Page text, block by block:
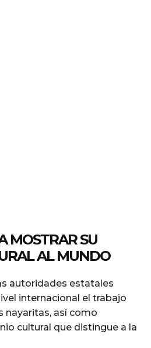
MOSTRAR SU
AL MUNDO
autoridades estatales
internacional el trabajo
nayaritas, así como
cultural que distingue a la